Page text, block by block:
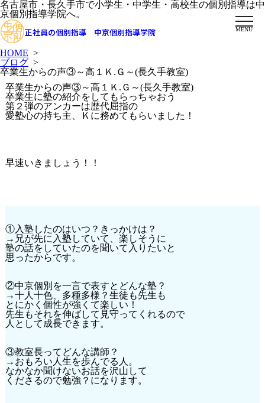
名古屋市・長久手市で小学生・中学生・高校生の個別指導は中
京個別指導学院へ。
正社員の個別指導 中京個別指導学院 MENU
HOME >
ブログ >
卒業生からの声③～高１Ｋ.Ｇ～(長久手教室)
卒業生からの声③～高１Ｋ.Ｇ～(長久手教室)
卒業生に塾の紹介をしてもらっちゃおう
第２弾のアンカーは歴代屈指の
愛塾心の持ち主、Ｋに務めてもらいました！
早速いきましょう！！
①入塾したのはいつ？きっかけは？
→兄が先に入塾していて、楽しそうに
塾の話をしていたのを聞いて入りたいと
思ったからです。
②中京個別を一言で表すとどんな塾？
→十人十色、多種多様？生徒も先生も
とにかく個性が強くて楽しい！
先生もそれを伸ばして見守ってくれるので
人として成長できます。
③教室長ってどんな講師？
→おもろい人生を歩んでる人。
なかなか聞けないお話を沢山して
くださるので勉強？になります。